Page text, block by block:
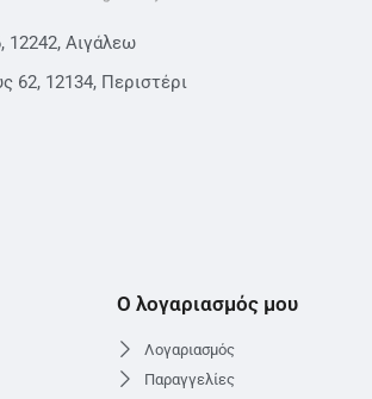
12242, Αιγάλεω
62, 12134, Περιστέρι
Ο λογαριασμός μου
Λογαριασμός
Παραγγελίες